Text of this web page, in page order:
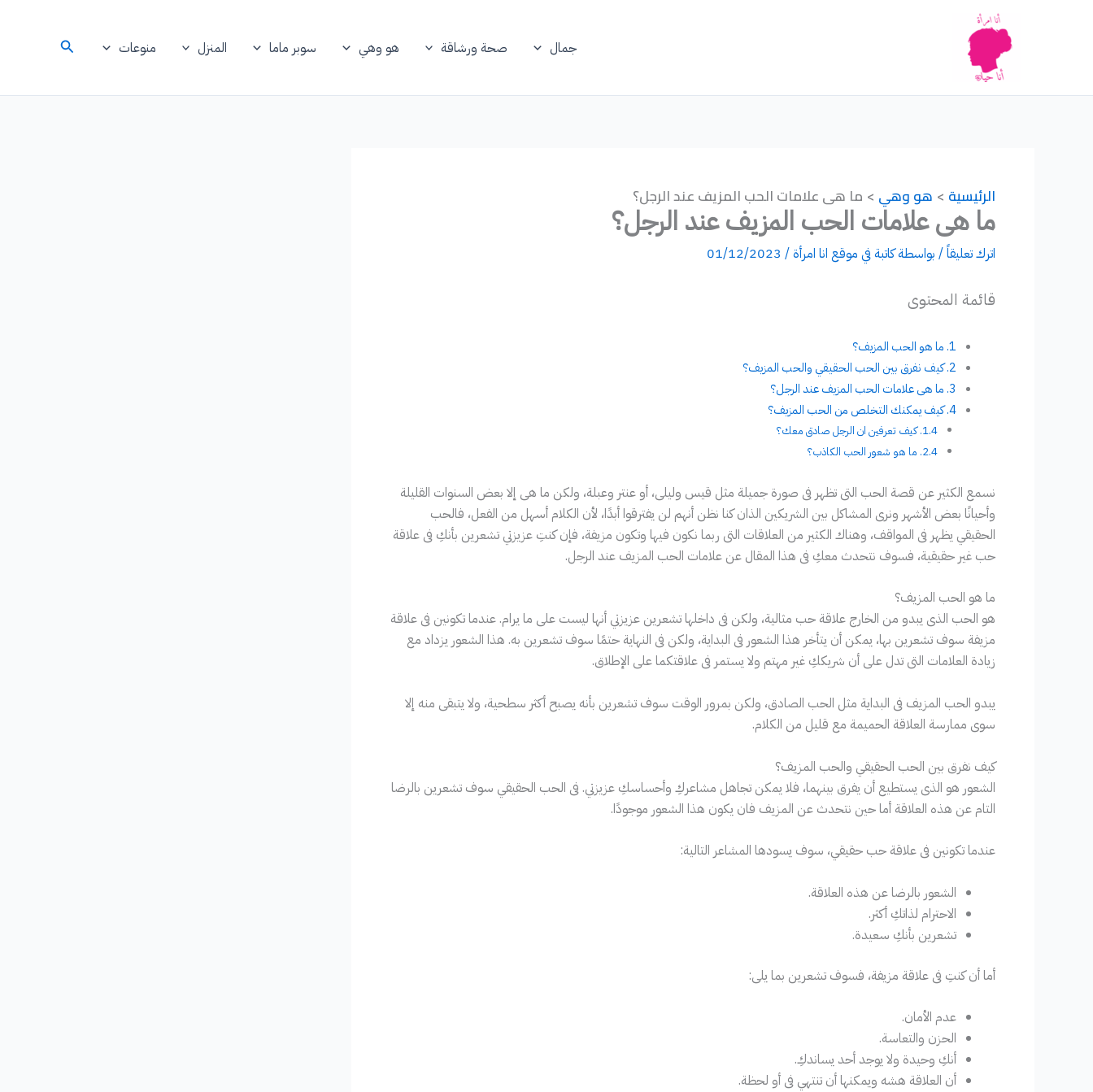
جمال صحة ورشاقة هو وهي سوبر ماما المنزل منوعات البحث
الرئيسية هو وهي ما هى علامات الحب المزيف عند الرجل؟
ما هى علامات الحب المزيف عند الرجل؟
اترك تعليقاً/ بواسطة كاتبة في موقع انا امرأة/
01/12/2023
قائمة المحتوى
ما هو الحب المزيف؟
كيف نفرق بين الحب الحقيقي والحب المزيف؟
ما هى علامات الحب المزيف عند الرجل؟
كيف يمكنك التخلص من الحب المزيف؟
كيف تعرفين ان الرجل صادق معك؟
ما هو شعور الحب الكاذب؟
نسمع الكثير عن قصة الحب التى تظهر فى صورة جميلة مثل قيس وليلى، أو عنتر وعبلة، ولكن ما هى إلا بعض السنوات القليلة
وأحيانًا بعض الأشهر ونرى المشاكل بين الشريكين الذان كنا نظن أنهم لن يفترقوا أبدًا، لأن الكلام أسهل من الفعل، فالحب
الحقيقي يظهر فى المواقف، وهناك الكثير من العلاقات التى ربما نكون فيها وتكون مزيفة، فإن كنتِ عزيزتي تشعرين بأنكِ فى علاقة
حب غير حقيقية، فسوف نتحدث معكِ فى هذا المقال عن علامات الحب المزيف عند الرجل.
ما هو الحب المزيف؟
هو الحب الذى يبدو من الخارج علاقة حب مثالية، ولكن فى داخلها تشعرين عزيزتي أنها ليست على ما يرام. عندما تكونين فى علاقة
مزيفة سوف تشعرين بها، يمكن أن يتأخر هذا الشعور فى البداية، ولكن فى النهاية حتمًا سوف تشعرين به. هذا الشعور يزداد مع
زيادة العلامات التى تدل على أن شريككِ غير مهتم ولا يستمر فى علاقتكما على الإطلاق.
يبدو الحب المزيف فى البداية مثل الحب الصادق، ولكن بمرور الوقت سوف تشعرين بأنه يصبح أكثر سطحية، ولا يتبقى منه إلا
سوى ممارسة العلاقة الحميمة مع قليل من الكلام.
كيف نفرق بين الحب الحقيقي والحب المزيف؟
الشعور هو الذى يستطيع أن يفرق بينهما، فلا يمكن تجاهل مشاعركِ وأحساسكِ عزيزتي. فى الحب الحقيقي سوف تشعرين بالرضا
التام عن هذه العلاقة أما حين نتحدث عن المزيف فان يكون هذا الشعور موجودًا.
عندما تكونين فى علاقة حب حقيقي، سوف يسودها المشاعر التالية:
الشعور بالرضا عن هذه العلاقة.
الاحترام لذاتكِ أكثر.
تشعرين بأنكِ سعيدة.
أما أن كنتِ فى علاقة مزيفة، فسوف تشعرين بما يلى:
عدم الأمان.
الحزن والتعاسة.
أنكِ وحيدة ولا يوجد أحد يساندكِ.
أن العلاقة هشه ويمكنها أن تنتهي فى أو لحظة.